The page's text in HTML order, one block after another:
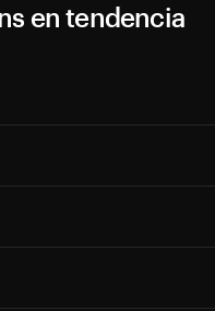
en tendencia